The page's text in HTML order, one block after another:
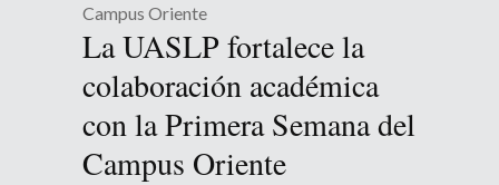
Campus Oriente
La UASLP fortalece la
colaboración académica
con la Primera Semana del
Campus Oriente